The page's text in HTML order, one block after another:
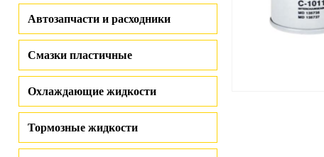
Автозапчасти и расходники
Смазки пластичные
Охлаждающие жидкости
Тормозные жидкости